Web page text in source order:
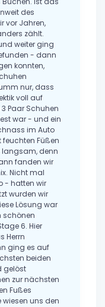
des
vor Jahren,
zählt.
weiter ging
- dann
konnten,
nur, dass
voll auf
Paar Schuhen
war - und ein
im Auto
Füßen
langsam, denn
fanden wir
Nicht mal
- hatten wir
wurden wir
Lösung war
schönen
6. Hier
Herrn
ging es auf
beiden
gelöst
zur nächsten
Fußes
wiesen uns den